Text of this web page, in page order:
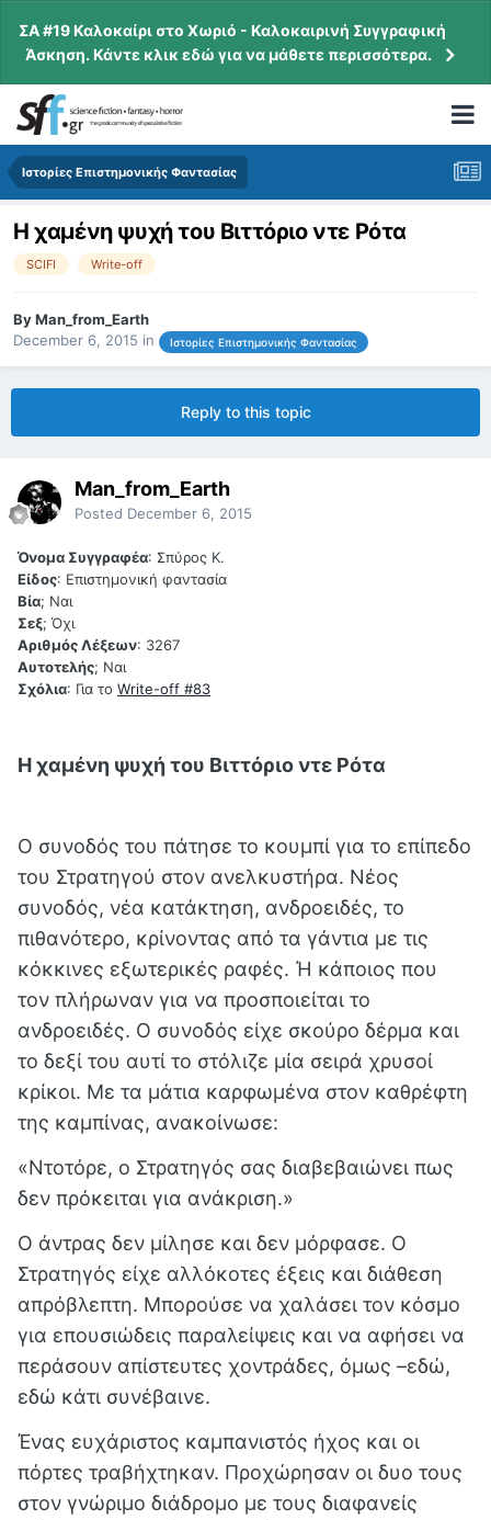
ΣΑ #19 Καλοκαίρι στο Χωριό - Καλοκαιρινή Συγγραφική
Άσκηση. Κάντε κλικ εδώ για να μάθετε περισσότερα.
Ιστορίες Επιστημονικής Φαντασίας
Η χαμένη ψυχή του Βιττόριο ντε Ρότα
SCIFI Write-off
ByMan_from_Earth
December 6, 2015 in Ιστορίες Επιστημονικής Φαντασίας
Reply to this topic
Man_from_Earth
Posted December 6, 2015
Όνομα Συγγραφέα: Σπύρος Κ.
Είδος: Επιστημονική φαντασία
Βία; Ναι
Σεξ; Όχι
Αριθμός Λέξεων: 3267
Αυτοτελής; Ναι
Σχόλια: Για το Write-off #83
Η χαμένη ψυχή του Βιττόριο ντε Ρότα
Ο συνοδός του πάτησε το κουμπί για το επίπεδο
του Στρατηγού στον ανελκυστήρα. Νέος
συνοδός, νέα κατάκτηση, ανδροειδές, το
πιθανότερο, κρίνοντας από τα γάντια με τις
κόκκινες εξωτερικές ραφές. Ή κάποιος που
τον πλήρωναν για να προσποιείται το
ανδροειδές. Ο συνοδός είχε σκούρο δέρμα και
το δεξί του αυτί το στόλιζε μία σειρά χρυσοί
κρίκοι. Με τα μάτια καρφωμένα στον καθρέφτη
της καμπίνας, ανακοίνωσε:
«Ντοτόρε, ο Στρατηγός σας διαβεβαιώνει πως
δεν πρόκειται για ανάκριση.»
Ο άντρας δεν μίλησε και δεν μόρφασε. Ο
Στρατηγός είχε αλλόκοτες έξεις και διάθεση
απρόβλεπτη. Μπορούσε να χαλάσει τον κόσμο
για επουσιώδεις παραλείψεις και να αφήσει να
περάσουν απίστευτες χοντράδες, όμως –εδώ,
εδώ κάτι συνέβαινε.
Ένας ευχάριστος καμπανιστός ήχος και οι
πόρτες τραβήχτηκαν. Προχώρησαν οι δυο τους
στον γνώριμο διάδρομο με τους διαφανείς